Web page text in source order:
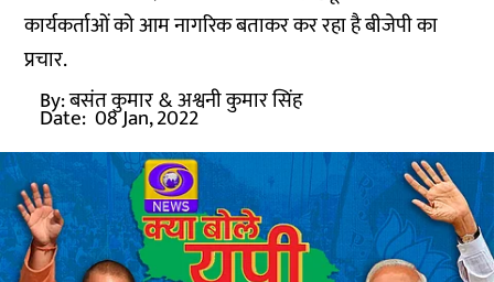
कार्यकर्ताओं को आम नागरिक बताकर कर रहा है बीजेपी का
प्रचार.
By:बसंत कुमार& अश्वनी कुमार सिंह
Date: 08 Jan, 2022